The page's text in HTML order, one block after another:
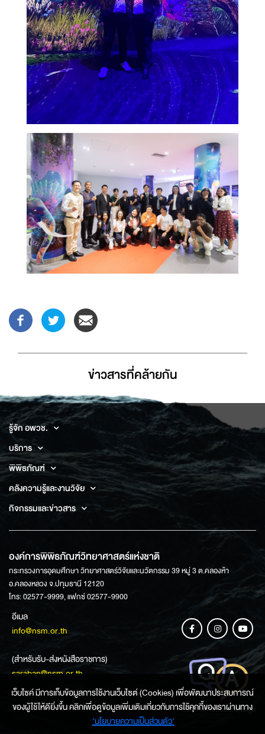
ข่าวสารที่่คล้ายกัน
รู้จัก อพวช.
บริการ
พิพิธภัณฑ์
คลังความรู้และงานวิจัย
กิจกรรมและข่าวสาร
องค์การพิพิธภัณฑ์วิทยาศาสตร์แห่งชาติ
กระทรวงการอุดมศึกษา วิทยาศาสตร์วิจัยและนวัตกรรม 39 หมู่ 3 ต.คลองห้า
อ.คลองหลวง จ.ปทุมธานี 12120
โทร: 02577-9999, แฟกซ์ 02577-9900
อีเมล
info@nsm.or.th
(สำหรับรับ-ส่งหนังสือราชการ)
saraban@nsm.or.th
ช่องทางการสอบถามข้อมูล
เว็บไซค์ มีการเก็บข้อมูลการใช้งานเว็บไซต์ (Cookies) เพื่อพัฒนาประสบการณ์
ของผู้ใช้ให้ดียิ่งขึ้น คลิกเพื่อดูข้อมูลเพิ่มเติมเกี่ยวกับการใช้คุกกี้ของเราผ่านทาง
‘นโยบายความเป็นส่วนตัว'